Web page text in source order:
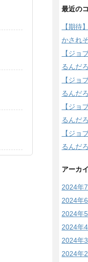
最近の
【期待
かされ
【ジョ
るんだ
【ジョ
るんだ
【ジョ
るんだ
【ジョ
るんだ
アーカ
2024年
2024年
2024年
2024年
2024年
2024年